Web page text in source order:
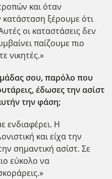
και όταν
ξέρουμε ότι
οι καταστάσεις δεν
παίζουμε πιο
νικητές.»
σου, παρόλο που
έδωσες την ασίστ
την φάση;
ενδιαφέρει. Η
και είχα την
σημαντική ασίστ. Σε
εύκολο να